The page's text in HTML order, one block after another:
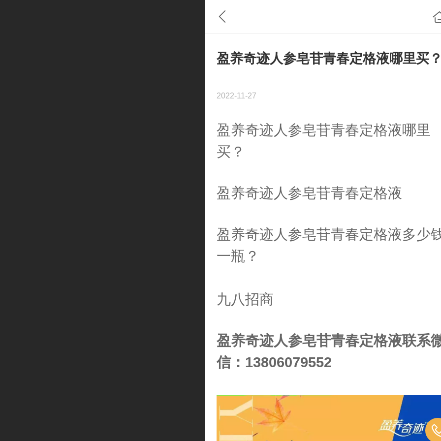
盈养奇迹人参皂苷青春定格液哪里买
2022-11-27
盈养奇迹人参皂苷青春定格液哪里
买？
盈养奇迹人参皂苷青春定格液
盈养奇迹人参皂苷青春定格液多少
一瓶？
九八招商
盈养奇迹人参皂苷青春定格液联系
信：13806079552